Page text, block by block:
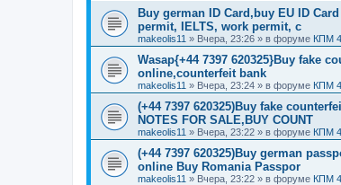
Buy german ID Card,buy EU ID
permit, IELTS, work permit, c
makeolis11 » Вчера, 23:26 » в форуме КПМ
Wasap{+44 7397 620325}Buy fake
online,counterfeit bank
makeolis11 » Вчера, 23:24 » в форуме КПМ
(+44 7397 620325)Buy fake
NOTES FOR SALE,BUY COUNT
makeolis11 » Вчера, 23:22 » в форуме КПМ
(+44 7397 620325)Buy german
online Buy Romania Passpor
makeolis11 » Вчера, 23:22 » в форуме КПМ